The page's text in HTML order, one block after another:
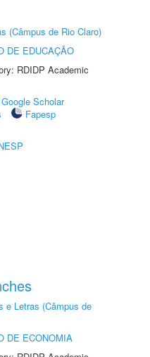
(Câmpus de Rio Claro)
DE EDUCAÇÃO
RDIDP Academic
Google Scholar
Fapesp
e Letras (Câmpus de
DE ECONOMIA